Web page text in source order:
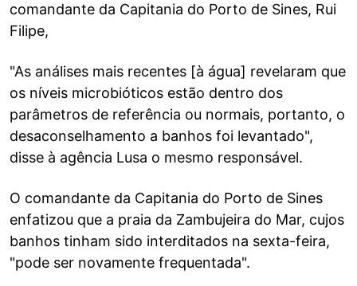
comandante da Capitania do Porto de Sines, Rui
Filipe,
"As análises mais recentes [à água] revelaram que
os níveis microbióticos estão dentro dos
parâmetros de referência ou normais, portanto, o
desaconselhamento a banhos foi levantado",
disse à agência Lusa o mesmo responsável.
O comandante da Capitania do Porto de Sines
enfatizou que a praia da Zambujeira do Mar, cujos
banhos tinham sido interditados na sexta-feira,
"pode ser novamente frequentada".